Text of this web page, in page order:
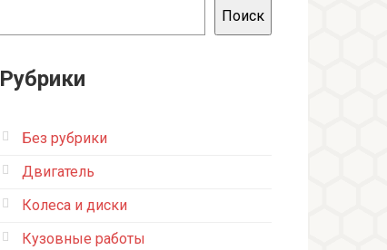
Поиск
Рубрики
Без рубрики
Двигатель
Колеса и диски
Кузовные работы